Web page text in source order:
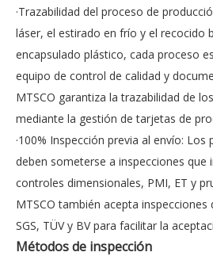
·Trazabilidad del proceso de
láser, el estirado en frío y el recocido
encapsulado plástico, cada proceso
equipo de control de calidad y
MTSCO garantiza la trazabilidad de
mediante la gestión de tarjetas de
·100% Inspección previa al envío:
deben someterse a inspecciones que
controles dimensionales, PMI, ET y
MTSCO también acepta
SGS, TÜV y BV para facilitar la
Métodos de inspección